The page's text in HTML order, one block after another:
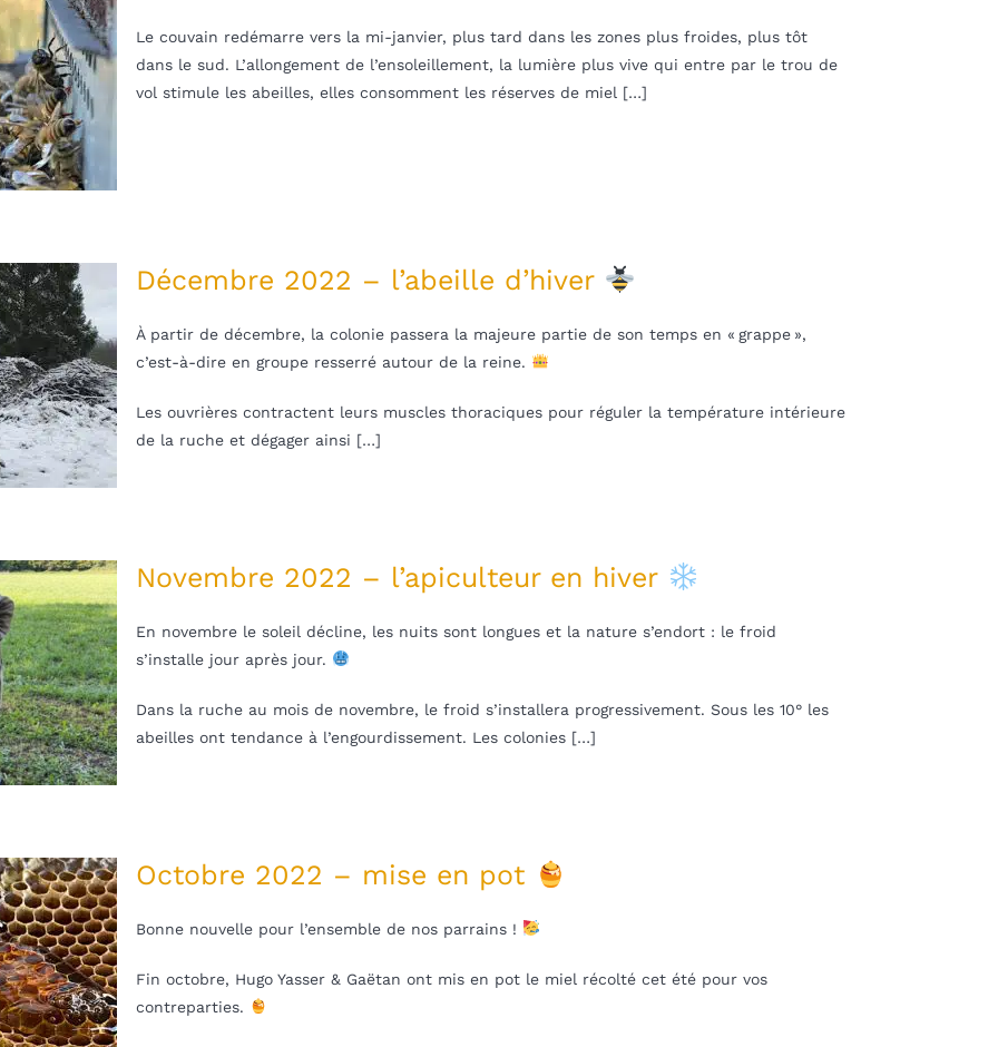
Le couvain redémarre vers la mi-janvier, plus tard dans les zones plus froides, plus tôt
dans le sud. L’allongement de l’ensoleillement, la lumière plus vive qui entre par le trou de
vol stimule les abeilles, elles consomment les réserves de miel […]
Décembre 2022 – l’abeille d’hiver
À partir de décembre, la colonie passera la majeure partie de son temps en « grappe »,
c’est-à-dire en groupe resserré autour de la reine.
Les ouvrières contractent leurs muscles thoraciques pour réguler la température intérieure
de la ruche et dégager ainsi […]
Novembre 2022 – l’apiculteur en hiver
En novembre le soleil décline, les nuits sont longues et la nature s’endort : le froid
s’installe jour après jour.
Dans la ruche au mois de novembre, le froid s’installera progressivement. Sous les 10° les
abeilles ont tendance à l’engourdissement. Les colonies […]
Octobre 2022 – mise en pot
Bonne nouvelle pour l’ensemble de nos parrains !
Fin octobre, Hugo Yasser & Gaëtan ont mis en pot le miel récolté cet été pour vos
contreparties.